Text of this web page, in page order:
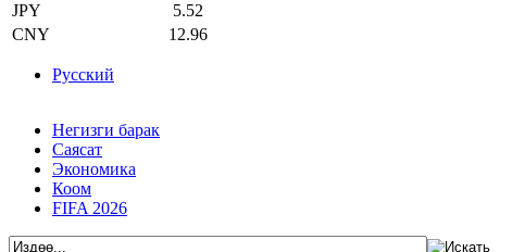
JPY
5.52
CNY
12.96
Русский
Негизги барак
Саясат
Экономика
Коом
FIFA 2026